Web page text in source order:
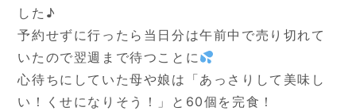
した♪
予約せずに行ったら当日分は午前中で売り切れて
いたので翌週まで待つことに
心待ちにしていた母や娘は「あっさりして美味し
い！くせになりそう！」と60個を完食！